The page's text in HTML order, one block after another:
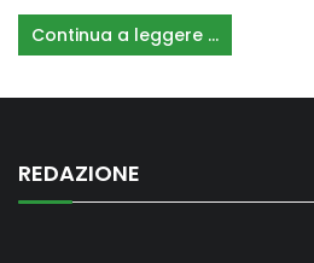
Continua a leggere ...
REDAZIONE